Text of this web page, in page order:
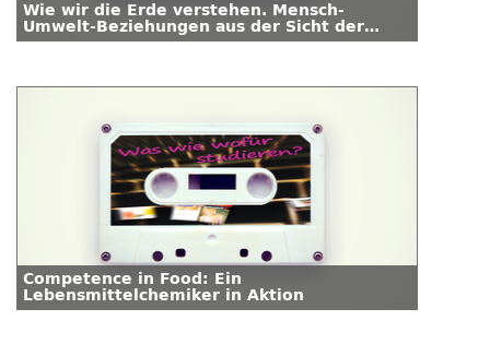
Wie wir die Erde verstehen. Mensch-
Umwelt-Beziehungen aus der Sicht der
Geographie
Competence in Food: Ein
Lebensmittelchemiker in Aktion